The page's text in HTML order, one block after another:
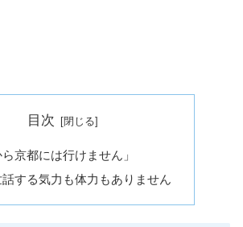
目次
ら京都には行けません」
話する気力も体力もありません